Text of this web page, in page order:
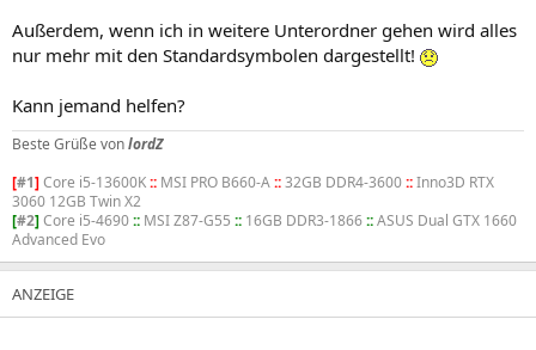
Außerdem, wenn ich in weitere Unterordner gehen wird alles
nur mehr mit den Standardsymbolen dargestellt!
Kann jemand helfen?
Beste Grüße vonlordZ
[#1]Core i5-13600K:: MSI PRO B660-A::32GB DDR4-3600::Inno3D RTX
3060 12GB Twin X2
[#2]Core i5-4690:: MSI Z87-G55 :: 16GB DDR3-1866::ASUS Dual GTX 1660
Advanced Evo